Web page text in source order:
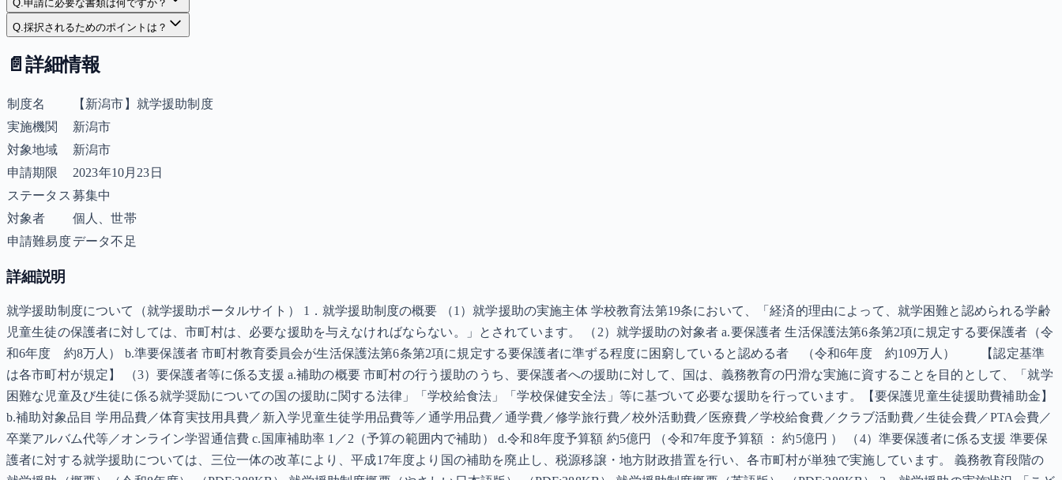
Q.申請に必要な書類は何ですか？
Q.採択されるためのポイントは？
📄 詳細情報
制度名
【新潟市】就学援助制度
実施機関
新潟市
対象地域
新潟市
申請期限
2023年10月23日
ステータス 募集中
対象者
個人、世帯
申請難易度データ不足
詳細説明
就学援助制度について（就学援助ポータルサイト） 1．就学援助制度の概要 （1）就学援助の実施主体 学校教育法第19条において、「経済的理由によって、就学困難と認められる学齢
児童生徒の保護者に対しては、市町村は、必要な援助を与えなければならない。」とされています。 （2）就学援助の対象者 a.要保護者 生活保護法第6条第2項に規定する要保護者（令
和6年度 約8万人） b.準要保護者 市町村教育委員会が生活保護法第6条第2項に規定する要保護者に準ずる程度に困窮していると認める者 （令和6年度 約109万人） 【認定基準
は各市町村が規定】 （3）要保護者等に係る支援 a.補助の概要 市町村の行う援助のうち、要保護者への援助に対して、国は、義務教育の円滑な実施に資することを目的として、「就学
困難な児童及び生徒に係る就学奨励についての国の援助に関する法律」「学校給食法」「学校保健安全法」等に基づいて必要な援助を行っています。【要保護児童生徒援助費補助金】
b.補助対象品目 学用品費／体育実技用具費／新入学児童生徒学用品費等／通学用品費／通学費／修学旅行費／校外活動費／医療費／学校給食費／クラブ活動費／生徒会費／PTA会費／
卒業アルバム代等／オンライン学習通信費 c.国庫補助率 1／2（予算の範囲内で補助） d.令和8年度予算額 約5億円 （令和7年度予算額 ： 約5億円 ） （4）準要保護者に係る支援 準要保
護者に対する就学援助については、三位一体の改革により、平成17年度より国の補助を廃止し、税源移譲・地方財政措置を行い、各市町村が単独で実施しています。 義務教育段階の